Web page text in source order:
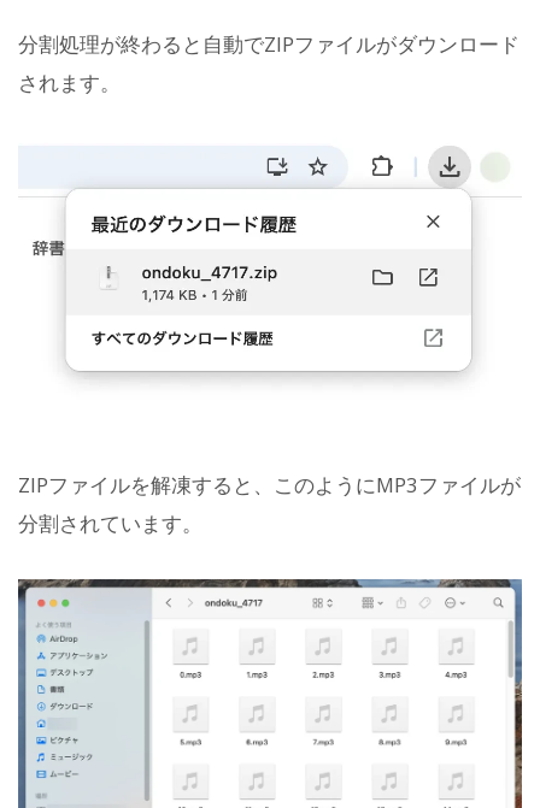
分割処理が終わると自動でZIPファイルがダウンロード
されます。
ZIPファイルを解凍すると、このようにMP3ファイルが
分割されています。